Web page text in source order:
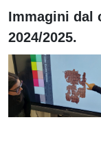
Immagini dal
2024/2025.